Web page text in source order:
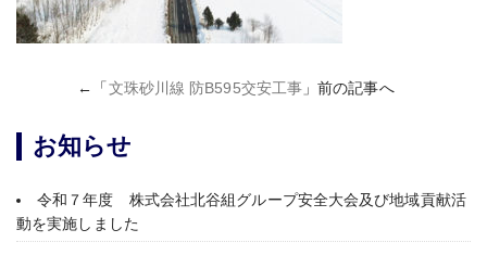
←「文珠砂川線 防B595交安工事 」前の記事へ
お知らせ
令和７年度 株式会社北谷組グループ安全大会及び地域貢献活
動を実施しました